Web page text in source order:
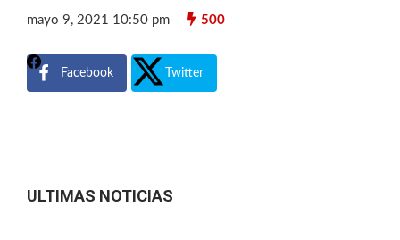
mayo 9, 2021 10:50 pm 500
Facebook Twitter
ULTIMAS NOTICIAS